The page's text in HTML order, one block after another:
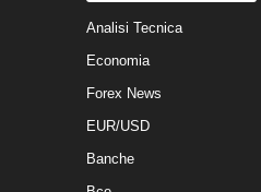
Analisi Tecnica
Economia
Forex News
EUR/USD
Banche